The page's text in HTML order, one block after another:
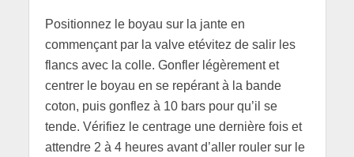
Positionnez le boyau sur la jante en
commençant par la valve etévitez de salir les
flancs avec la colle. Gonfler légèrement et
centrer le boyau en se repérant à la bande
coton, puis gonflez à 10 bars pour qu’il se
tende. Vérifiez le centrage une dernière fois et
attendre 2 à 4 heures avant d’aller rouler sur le